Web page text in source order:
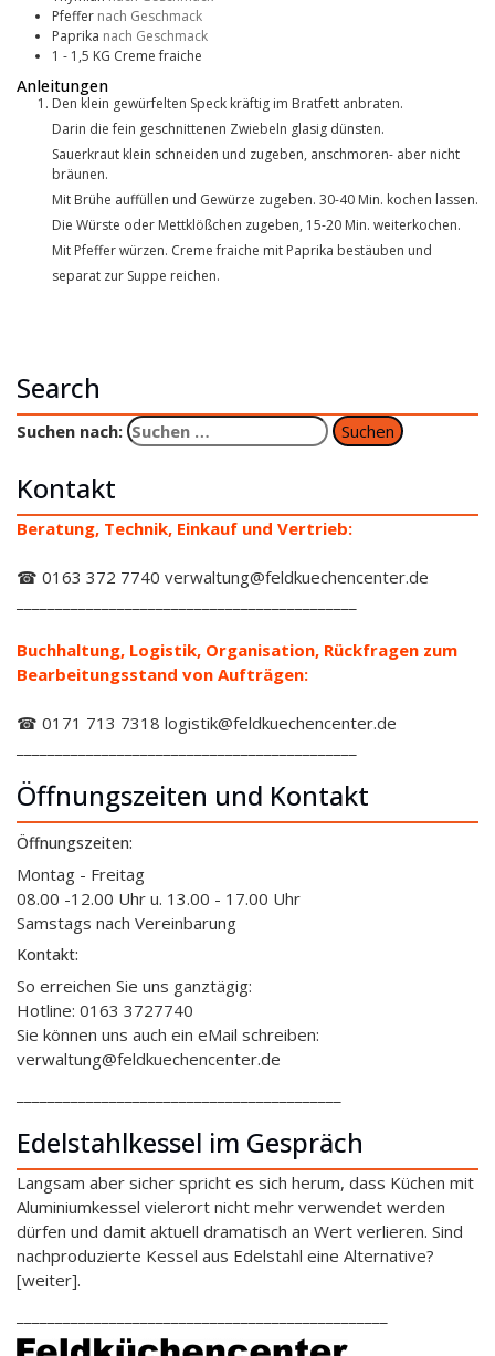
Pfeffer nach Geschmack
Paprika nach Geschmack
1 - 1,5 KG Creme fraiche
Anleitungen
Den klein gewürfelten Speck kräftig im Bratfett anbraten.
Darin die fein geschnittenen Zwiebeln glasig dünsten.
Sauerkraut klein schneiden und zugeben, anschmoren- aber nicht
bräunen.
Mit Brühe auffüllen und Gewürze zugeben. 30-40 Min. kochen lassen.
Die Würste oder Mettklößchen zugeben, 15-20 Min. weiterkochen.
Mit Pfeffer würzen. Creme fraiche mit Paprika bestäuben und
separat zur Suppe reichen.
Search
Suchen nach:
Kontakt
Beratung, Technik, Einkauf und Vertrieb:
☎ 0163 372 7740 verwaltung@feldkuechencenter.de
Buchhaltung, Logistik, Organisation, Rückfragen zum
Bearbeitungsstand von Aufträgen:
☎ 0171 713 7318 logistik@feldkuechencenter.de
Öffnungszeiten und Kontakt
Öffnungszeiten:
Montag - Freitag
08.00 -12.00 Uhr u. 13.00 - 17.00 Uhr
Samstags nach Vereinbarung
Kontakt:
So erreichen Sie uns ganztägig:
Hotline: 0163 3727740
Sie können uns auch ein eMail schreiben:
verwaltung@feldkuechencenter.de
Edelstahlkessel im Gespräch
Langsam aber sicher spricht es sich herum, dass Küchen mit
Aluminiumkessel vielerort nicht mehr verwendet werden
dürfen und damit aktuell dramatisch an Wert verlieren. Sind
nachproduzierte Kessel aus Edelstahl eine Alternative?
[weiter].